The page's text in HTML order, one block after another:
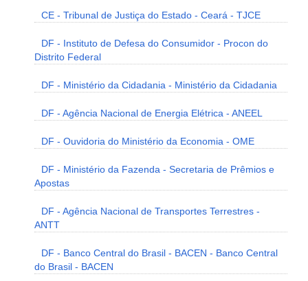
CE - Tribunal de Justiça do Estado - Ceará - TJCE
DF - Instituto de Defesa do Consumidor - Procon do
Distrito Federal
DF - Ministério da Cidadania - Ministério da Cidadania
DF - Agência Nacional de Energia Elétrica - ANEEL
DF - Ouvidoria do Ministério da Economia - OME
DF - Ministério da Fazenda - Secretaria de Prêmios e
Apostas
DF - Agência Nacional de Transportes Terrestres -
ANTT
DF - Banco Central do Brasil - BACEN - Banco Central
do Brasil - BACEN